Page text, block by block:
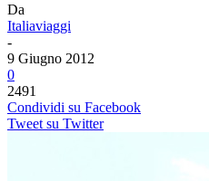
Da
Italiaviaggi
-
9 Giugno 2012
0
2491
Condividi su Facebook
Tweet su Twitter